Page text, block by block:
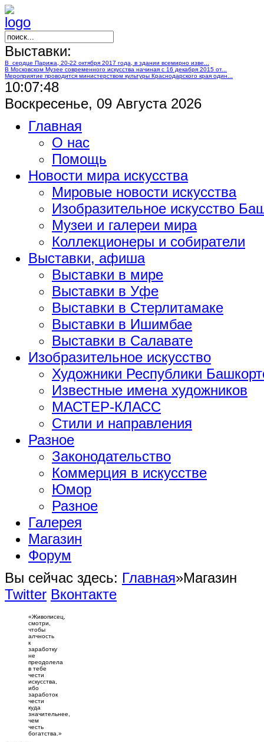
Выставки:
В сердце Парижа, 20-22 октября 2017 года, в здании всемирно изве...
В Московском Музее современного искусства начиная с 16 декабря 2015 от...
Мероприятие проводится министерством культуры Краснодарского края один...
10:07:49
Воскресенье, 09 Августа 2026
Главная
О нас
Помощь
Новости мира искусства
Мировые новости искусства
Изобразительное искусство
Музеи и галереи мира
Коллекционеры и собиратели
Выставки, афиша
Выставки в мире
Выставки в Уфе
Выставки в Стерлитамаке
Выставки в Ишимбае
Выставки в Салавате
Изобразительное искусство
Художники Республики
Известные имена художников
МАСТЕР-КЛАСС
Стили и направления
Разное
Законодательство
Коммерция в искусстве
Юмор
Разное
Галерея
Магазин
Форум
Вы сейчас здесь: Главная»Магазин
Twitter Вконтакте
«Живописец,
смотри,
чтобы
алчность
к
заработку
не
преодолела
в тебе
чести
искусства,
ибо
заработок
чести
куда
значительнее,
чем
честь
богатства.»